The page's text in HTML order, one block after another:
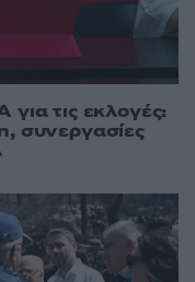
τις εκλογές:
συνεργασίες